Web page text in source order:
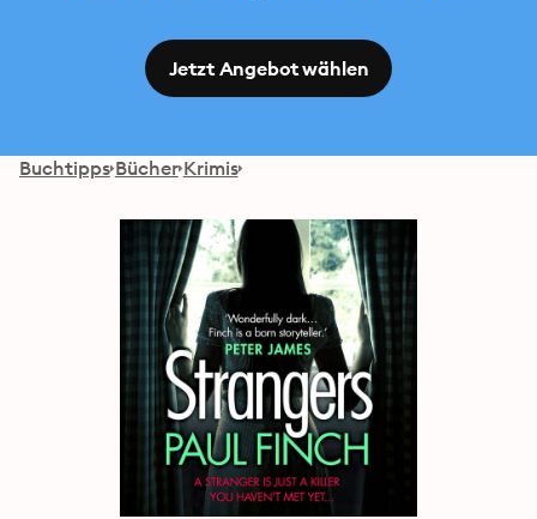
Jetzt Angebot wählen
Buchtipps Bücher Krimis